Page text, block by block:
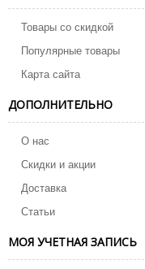
Товары со скидкой
Популярные товары
Карта сайта
ДОПОЛНИТЕЛЬНО
О нас
Скидки и акции
Доставка
Статьи
МОЯ УЧЕТНАЯ ЗАПИСЬ